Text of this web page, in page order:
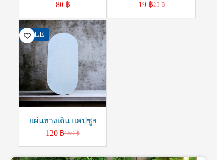
80 ฿ 25฿
19 ฿
SALE
แผ่นทางเดิน แคปซูล
150฿
120 ฿